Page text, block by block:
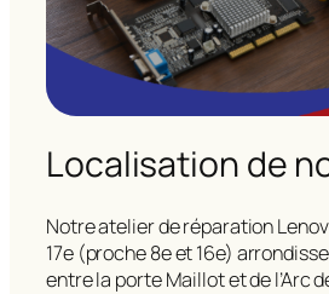
Localisation de
Notre atelier de réparation
17e (proche 8e et 16e)
entre la porte Maillot et de l’Arc